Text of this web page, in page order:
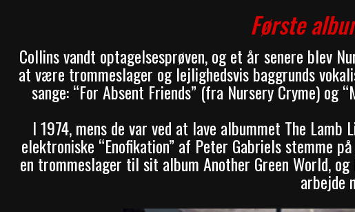
Første
Collins vandt optagelsesprøven, og et år senere blev
at være trommeslager og lejlighedsvis baggrunds
sange: “For Absent Friends” (fra Nursery Cryme) og
I 1974, mens de var ved at lave albummet The Lamb
elektroniske “Enofikation” af Peter Gabriels stemme
en trommeslager til sit album Another Green World,
arbejde